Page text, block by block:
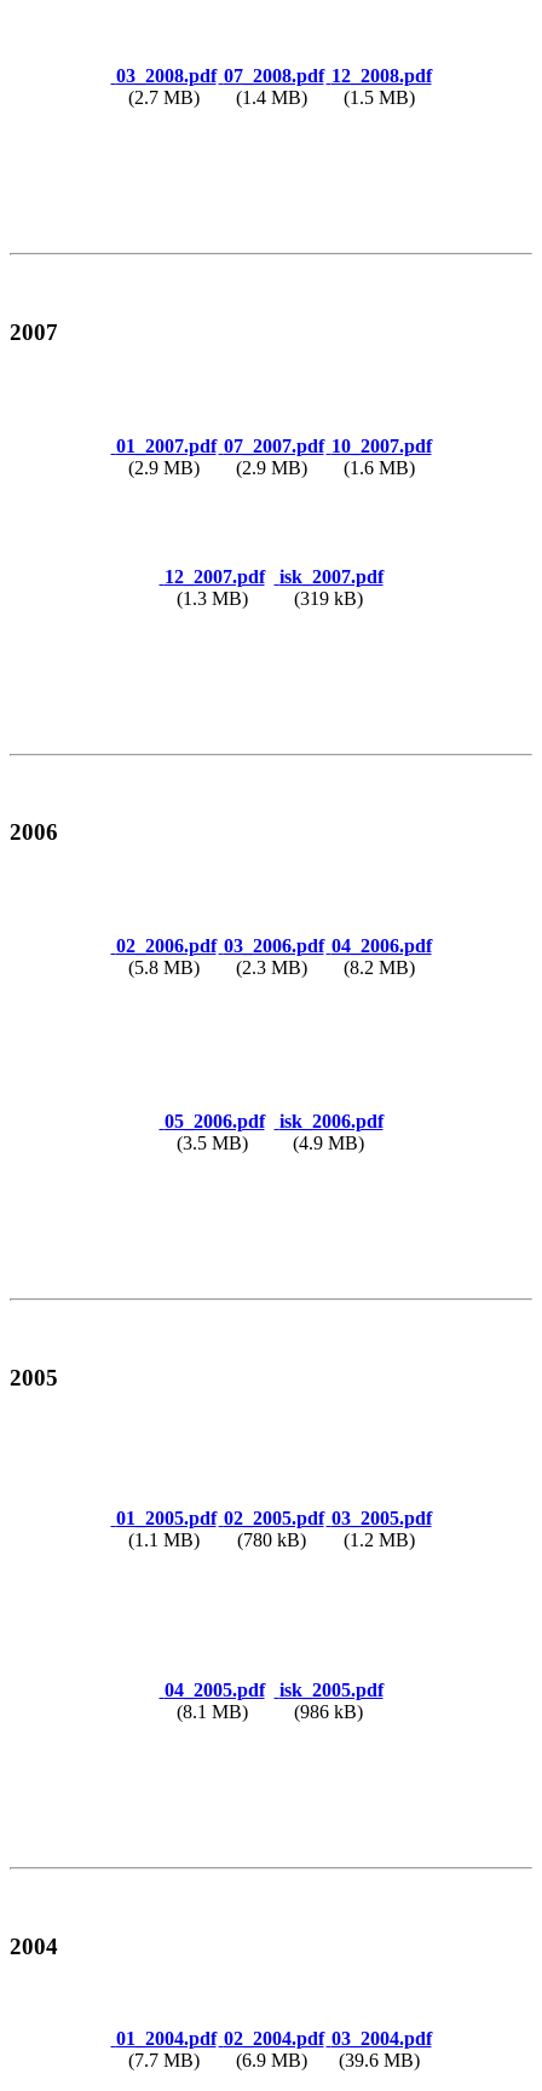
03_2008.pdf
(2.7 MB)
07_2008.pdf
(1.4 MB)
12_2008.pdf
(1.5 MB)
2007
01_2007.pdf
(2.9 MB)
07_2007.pdf
(2.9 MB)
10_2007.pdf
(1.6 MB)
12_2007.pdf
(1.3 MB)
isk_2007.pdf
(319 kB)
2006
02_2006.pdf
(5.8 MB)
03_2006.pdf
(2.3 MB)
04_2006.pdf
(8.2 MB)
05_2006.pdf
(3.5 MB)
isk_2006.pdf
(4.9 MB)
2005
01_2005.pdf
(1.1 MB)
02_2005.pdf
(780 kB)
03_2005.pdf
(1.2 MB)
04_2005.pdf
(8.1 MB)
isk_2005.pdf
(986 kB)
2004
01_2004.pdf
(7.7 MB)
02_2004.pdf
(6.9 MB)
03_2004.pdf
(39.6 MB)